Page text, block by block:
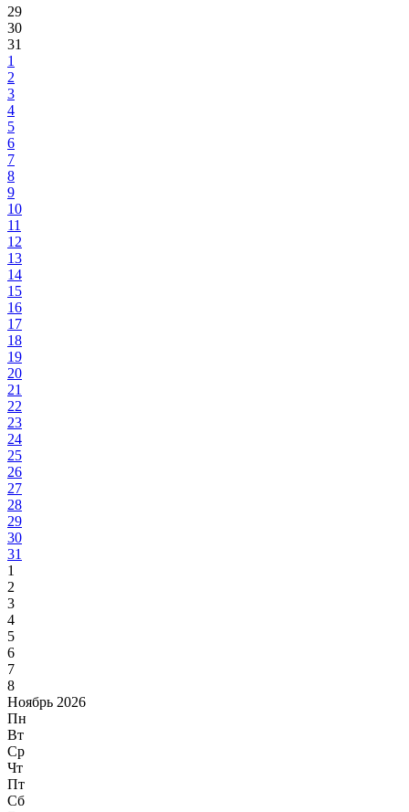
29
30
31
1
2
3
4
5
6
7
8
9
10
11
12
13
14
15
16
17
18
19
20
21
22
23
24
25
26
27
28
29
30
31
1
2
3
4
5
6
7
8
Ноябрь 2026
Пн
Вт
Ср
Чт
Пт
Сб